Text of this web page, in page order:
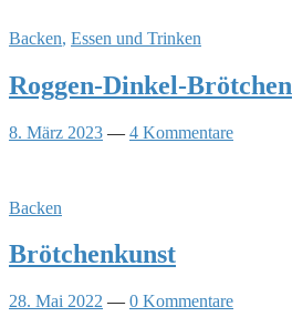
Backen, Essen und Trinken
Roggen-Dinkel-Brötchen
8. März 2023 — 4 Kommentare
Backen
Brötchenkunst
28. Mai 2022 — 0 Kommentare